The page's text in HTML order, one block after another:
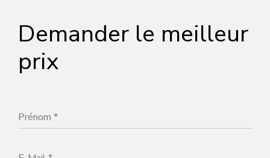
Demander le meilleur
prix